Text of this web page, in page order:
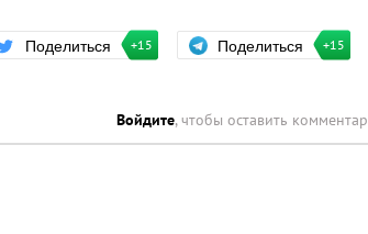
Поделиться +15 Поделиться +15
Войдите, чтобы оставить